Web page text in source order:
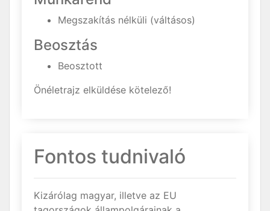
Megszakítás nélküli (váltásos)
Beosztás
Beosztott
Önéletrajz elküldése kötelező!
Fontos tudnivaló
Kizárólag magyar, illetve az EU